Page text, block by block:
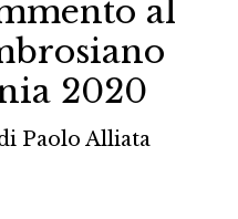
al
2020
Paolo Alliata